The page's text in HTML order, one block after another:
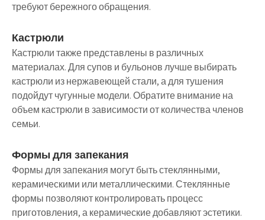
требуют бережного обращения.
Кастрюли
Кастрюли также представлены в различных
материалах. Для супов и бульонов лучше выбирать
кастрюли из нержавеющей стали, а для тушения
подойдут чугунные модели. Обратите внимание на
объем кастрюли в зависимости от количества членов
семьи.
Формы для запекания
Формы для запекания могут быть стеклянными,
керамическими или металлическими. Стеклянные
формы позволяют контролировать процесс
приготовления, а керамические добавляют эстетики.